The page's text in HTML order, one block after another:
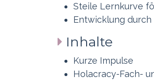
Steile Lernkurve
Entwicklung
Inhalte
Kurze Impulse
Holacracy-Fach-